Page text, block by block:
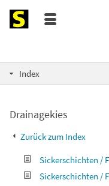
Index
Drainagekies
Zurück zum Index
Sickerschichten /
Sickerschichten /